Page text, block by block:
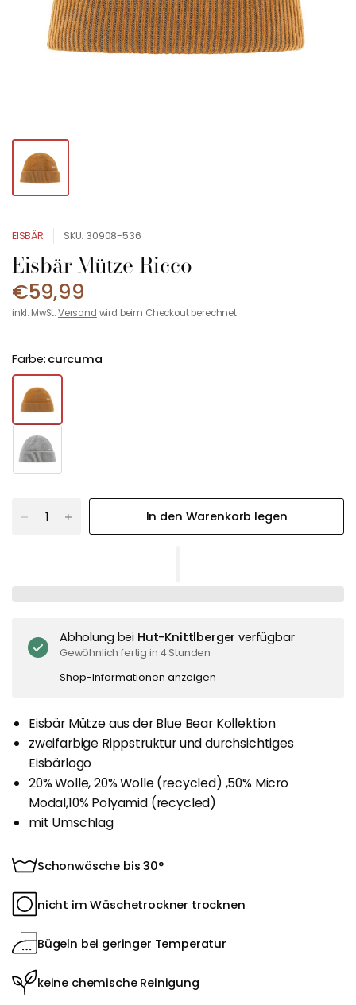
EISBÄR SKU: 30908-536
Eisbär Mütze Ricco
€59,99
inkl. MwSt.Versand wird beim Checkout berechnet
Farbe: curcuma
In den Warenkorb legen
Abholung bei Hut-Knittlberger verfügbar
Gewöhnlich fertig in 4 Stunden
Shop-Informationen anzeigen
Eisbär Mütze aus der Blue Bear Kollektion
zweifarbige Rippstruktur und durchsichtiges
Eisbärlogo
20% Wolle, 20% Wolle (recycled) ,50% Micro
Modal,10% Polyamid (recycled)
mit Umschlag
Schonwäsche bis 30°
nicht im Wäschetrockner trocknen
Bügeln bei geringer Temperatur
keine chemische Reinigung